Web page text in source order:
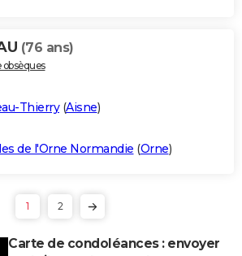
(76 ans)
Thierry(Aisne)
de l'Orne Normandie (Orne)
1 2
Carte de condoléances : envoyer